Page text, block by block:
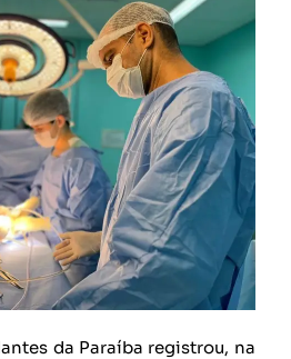
da Paraíba registrou, na